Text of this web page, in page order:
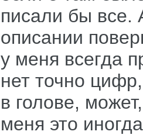
писали бы все.
описании
у меня всегда
нет точно
в голове,
меня это